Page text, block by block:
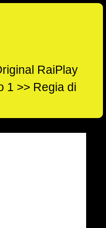
RaiPlay
1 >> Regia di